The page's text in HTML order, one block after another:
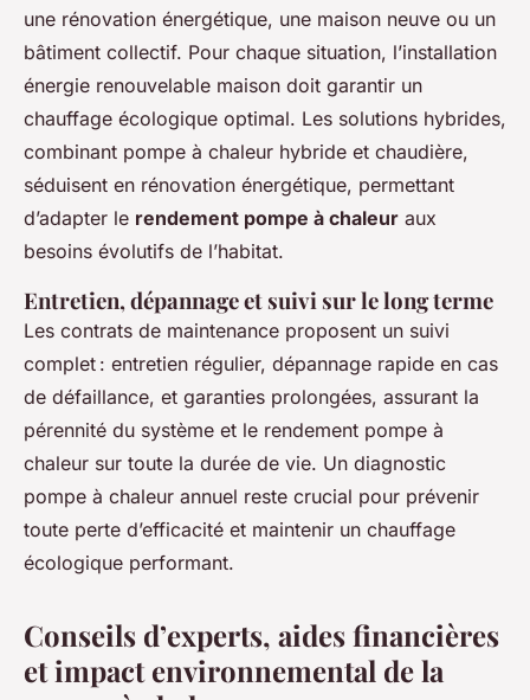
une rénovation énergétique, une maison neuve ou un
bâtiment collectif. Pour chaque situation, l’installation
énergie renouvelable maison doit garantir un
chauffage écologique optimal. Les solutions hybrides,
combinant pompe à chaleur hybride et chaudière,
séduisent en rénovation énergétique, permettant
d’adapter le rendement pompe à chaleur aux
besoins évolutifs de l’habitat.
Entretien, dépannage et suivi sur le long terme
Les contrats de maintenance proposent un suivi
complet : entretien régulier, dépannage rapide en cas
de défaillance, et garanties prolongées, assurant la
pérennité du système et le rendement pompe à
chaleur sur toute la durée de vie. Un diagnostic
pompe à chaleur annuel reste crucial pour prévenir
toute perte d’efficacité et maintenir un chauffage
écologique performant.
Conseils d’experts, aides financières
et impact environnemental de la